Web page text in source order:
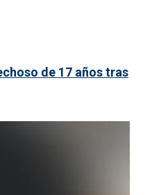
de 17 años tras